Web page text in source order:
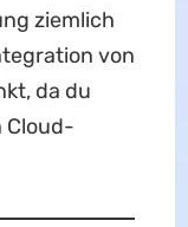
ziemlich
von
da du
Cloud-